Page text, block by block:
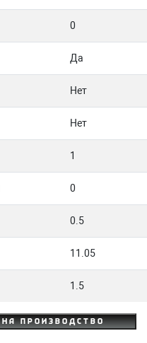
0
Да
Нет
Нет
1
0
0.5
11.05
1.5
производство